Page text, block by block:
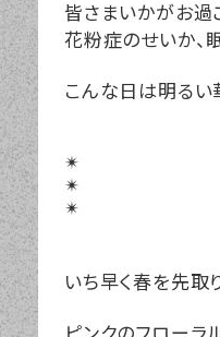
皆さまいかがお過
花粉症のせいか、
こんな日は明る
✴︎
✴︎
✴︎
いち早く春を先取